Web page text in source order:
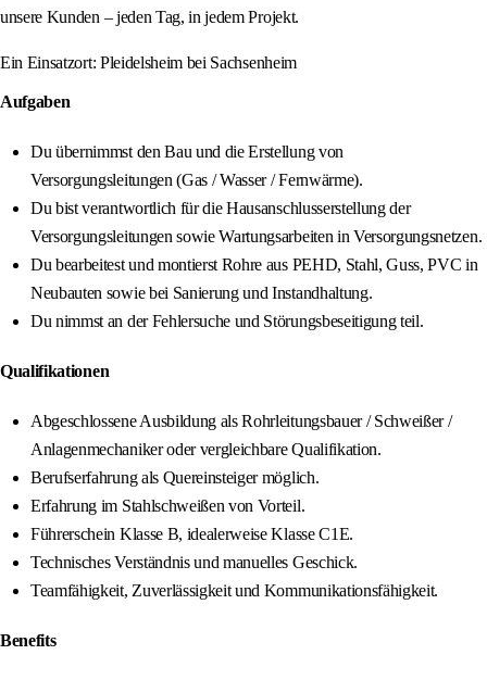
unsere Kunden – jeden Tag, in jedem Projekt.
Ein Einsatzort: Pleidelsheim bei Sachsenheim
Aufgaben
Du übernimmst den Bau und die Erstellung von
Versorgungsleitungen (Gas / Wasser / Fernwärme).
Du bist verantwortlich für die Hausanschlusserstellung der
Versorgungsleitungen sowie Wartungsarbeiten in Versorgungsnetzen.
Du bearbeitest und montierst Rohre aus PEHD, Stahl, Guss, PVC in
Neubauten sowie bei Sanierung und Instandhaltung.
Du nimmst an der Fehlersuche und Störungsbeseitigung teil.
Qualifikationen
Abgeschlossene Ausbildung als Rohrleitungsbauer / Schweißer /
Anlagenmechaniker oder vergleichbare Qualifikation.
Berufserfahrung als Quereinsteiger möglich.
Erfahrung im Stahlschweißen von Vorteil.
Führerschein Klasse B, idealerweise Klasse C1E.
Technisches Verständnis und manuelles Geschick.
Teamfähigkeit, Zuverlässigkeit und Kommunikationsfähigkeit.
Benefits